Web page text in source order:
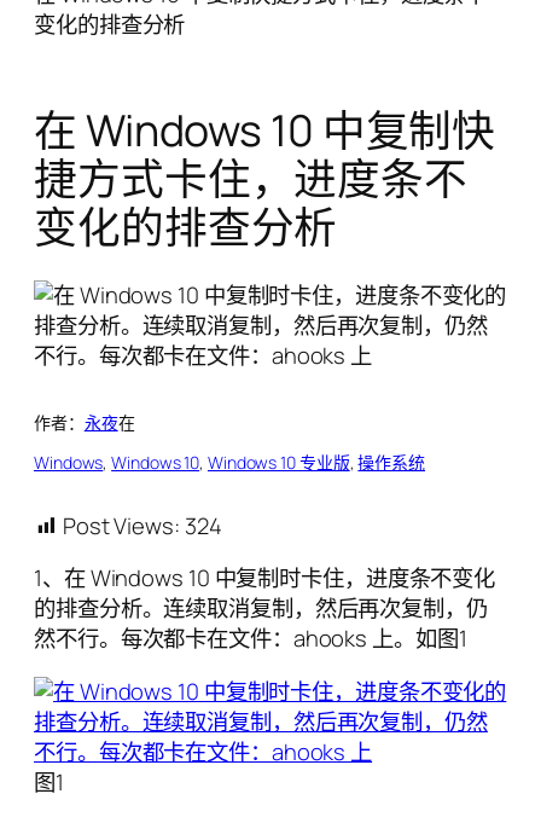
变化的排查分析
在 Windows 10 中复制快
捷方式卡住，进度条不
变化的排查分析
作者： 永夜在
Windows, Windows 10, Windows 10 专业版, 操作系统
Post Views: 324
1、在 Windows 10 中复制时卡住，进度条不变化
的排查分析。连续取消复制，然后再次复制，仍
然不行。每次都卡在文件：ahooks 上。如图1
图1